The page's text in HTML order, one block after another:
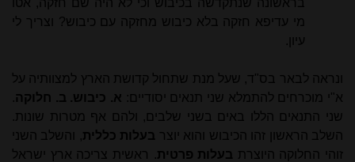
בראשונה שנתקדשה בכיבוש וכי לא היה שם חזקה, אטו
מי עדיפא חזקה בלא כיבוש מחזקה עם כיבוש? וצריך לי
עיון.
ונראה לבאר בס"ד, שעל מנת שתחול קדושת הארץ למצוותיה על
א"י מוכרחים להתמלא שני תנאים יסודיים: א. כיבוש. ב. חלוקה.
שני התנאים הללו באים בשני שלבים, ולהם אף מטרות שונות.
השלב הראשון זהו הכיבוש והוא יוצר בעלות כללית, והשלב השני
זוהי החלוקה היוצרת בעלות פרטית. ראשית צריכה ארץ ישראל